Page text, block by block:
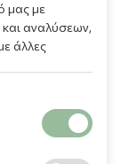
μας με
αναλύσεων,
άλλες